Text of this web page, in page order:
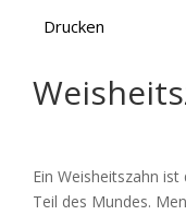
Drucken
Ein Weisheitszahn
Teil des Mundes.